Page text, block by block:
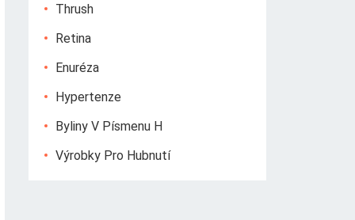
Thrush
Retina
Enuréza
Hypertenze
Byliny V Písmenu H
Výrobky Pro Hubnutí